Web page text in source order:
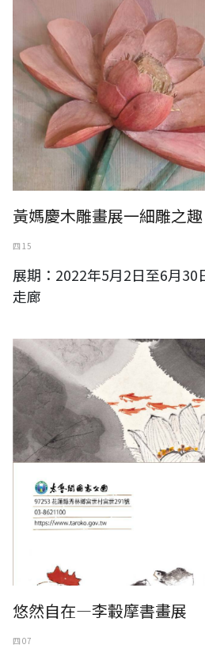
黃媽慶木雕畫展一細雕之趣
四 15
展期：2022年5月2日至6月30
走廊
悠然自在—李轂摩書畫展，太魯閣遊客中
悠然自在—李轂摩書畫展
四 07